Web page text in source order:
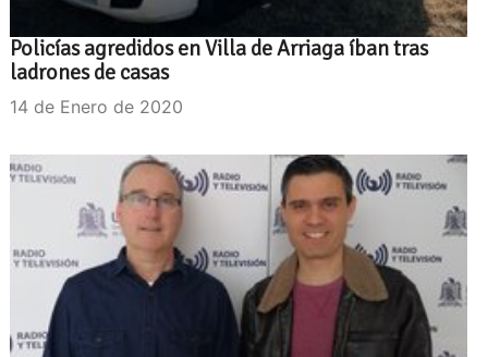
Policías agredidos en Villa de Arriaga íban tras
ladrones de casas
14 de Enero de 2020